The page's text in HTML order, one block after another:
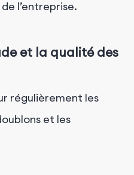
l’entreprise.
et la qualité des
régulièrement les
et les